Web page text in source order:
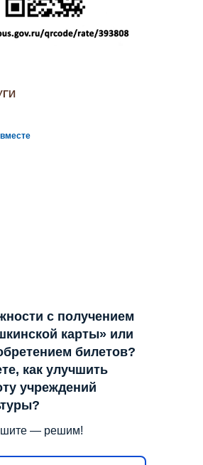
с получением
карты» или
билетов?
как улучшить
учреждений
— решим!